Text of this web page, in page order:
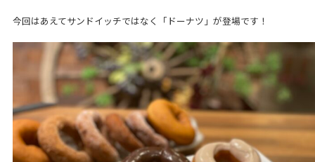
今回はあえてサンドイッチではなく「ドーナツ」が登場です！